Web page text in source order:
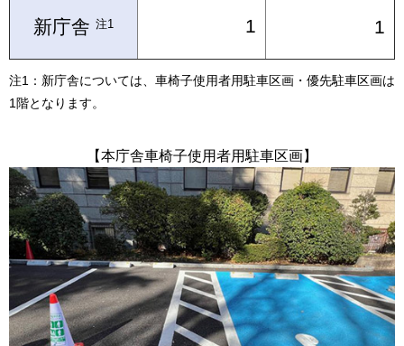
新庁舎 注1 1 1
注1：新庁舎については、車椅子使用者用駐車区画・優先駐車区画は
1階となります。
【本庁舎車椅子使用者用駐車区画】